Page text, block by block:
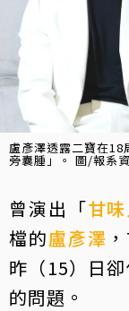
盧彥澤透露二寶在
旁囊腫」。 圖/報系
曾演出「甘
檔的盧彥澤
昨（15）日
的問題。